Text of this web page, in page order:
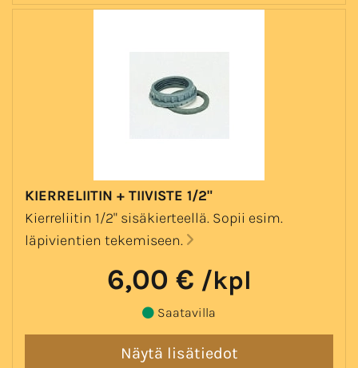
KIERRELIITIN + TIIVISTE 1/2"
Kierreliitin 1/2" sisäkierteellä. Sopii esim.
läpivientien tekemiseen.
6,00 € /kpl
Saatavilla